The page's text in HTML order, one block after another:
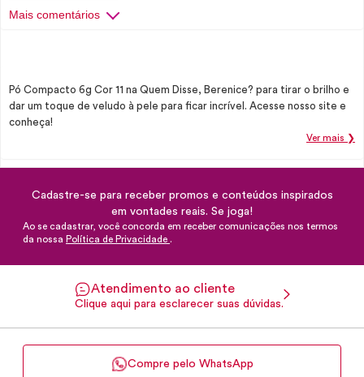
Mais comentários
Pó Compacto 6g Cor 11 na Quem Disse, Berenice? para tirar o brilho e
dar um toque de veludo à pele para ficar incrível. Acesse nosso site e
conheça!
Ver mais ❯
Cadastre-se para receber promos e conteúdos inspirados
em vontades reais. Se joga!
Ao se cadastrar, você concorda em receber comunicações nos termos
da nossa Política de Privacidade .
Atendimento ao cliente
Clique aqui para esclarecer suas dúvidas.
Compre pelo WhatsApp